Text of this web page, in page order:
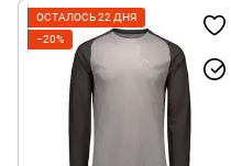
ОСТАЛОСЬ 22 ДНЯ
−20%